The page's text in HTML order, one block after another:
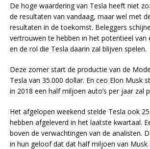
De hoge waardering van Tesla heeft niet
de resultaten van vandaag, maar wel met
resultaten in de toekomst. Beleggers
vertrouwen te hebben in het potentieel van
en de rol die Tesla daarin zal blijven spelen.
Deze zomer start de productie van de
Tesla van 35.000 dollar. En ceo Elon Musk
in 2018 een half miljoen auto’s per jaar zal
Het afgelopen weekend stelde Tesla ook
hebben afgeleverd in het laatste kwartaal.
boven de verwachtingen van de analisten.
in hun geloof dat dat half miljoen van Musk